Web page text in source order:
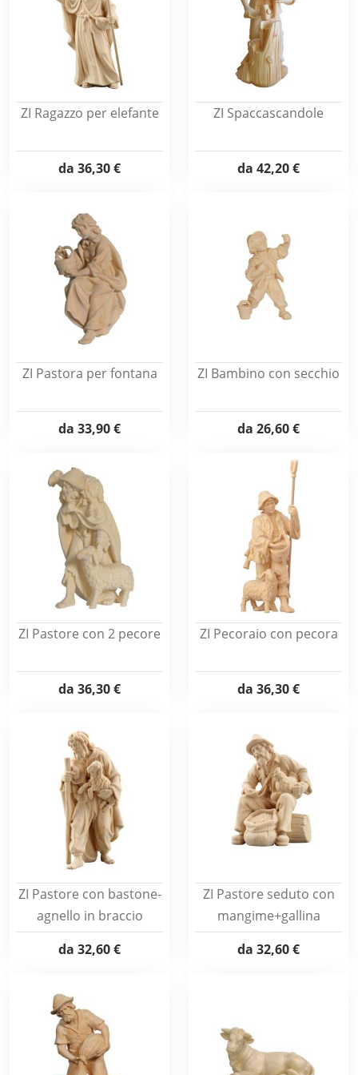
ZI Ragazzo per elefante
da 36,30 €
ZI Spaccascandole
da 42,20 €
ZI Pastora per fontana
da 33,90 €
ZI Bambino con secchio
da 26,60 €
ZI Pastore con 2 pecore
da 36,30 €
ZI Pecoraio con pecora
da 36,30 €
ZI Pastore con bastone-
agnello in braccio
da 32,60 €
ZI Pastore seduto con
mangime+gallina
da 32,60 €